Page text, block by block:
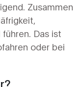
Zusammen
Das ist
oder bei